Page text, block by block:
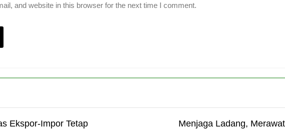
and website in this browser for the next time I comment.
Ekspor-Impor Tetap
Menjaga Ladang, Merawat